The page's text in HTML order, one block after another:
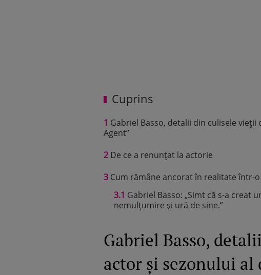
Cuprins
1 Gabriel Basso, detalii din culisele
Agent”
2 De ce a renunțat la actorie
3 Cum rămâne ancorat în realitate într-
3.1 Gabriel Basso: „Simt că s-a creat
nemulțumire și ură de sine.”
Gabriel Basso,
actor și sezonului al